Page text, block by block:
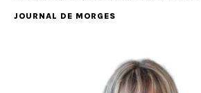
JOURNAL DE MORGES